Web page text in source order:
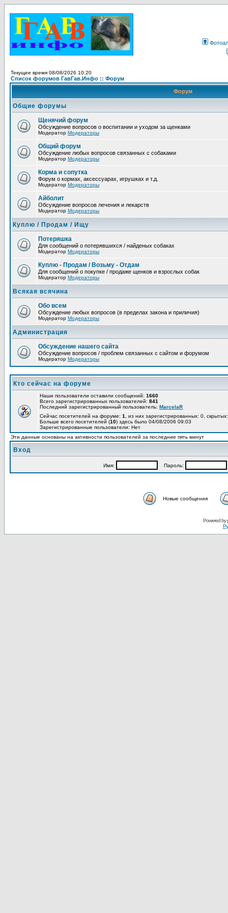
Текущее время 08/08/2026 10:20
Список форумов ГавГав.Инфо :: Форум
Форум
Общие форумы
Щенячий форум
Обсуждение вопросов о воспитании и уходом за щенками
Модератор Модераторы
Общий форум
Обсуждение любых вопросов связанных с собаками
Модератор Модераторы
Корма и сопутка
Форум о кормах, аксессуарах, игрушках и т.д.
Модератор Модераторы
Айболит
Обсуждение вопросов лечения и лекарств
Модератор Модераторы
Куплю / Продам / Ищу
Потеряшка
Для сообщений о потерявшихся / найденых собаках
Модератор Модераторы
Куплю - Продам / Возьму - Отдам
Для сообщений о покупке / продаже щенков и взрослых собак
Модератор Модераторы
Всякая всячина
Обо всем
Обсуждение любых вопросов (в пределах закона и приличия)
Модератор Модераторы
Администрация
Обсуждение нашего сайта
Обсуждение вопросов / проблем связанных с сайтом и форумом
Модератор Модераторы
Кто сейчас на форуме
Наши пользователи оставили сообщений: 1660
Всего зарегистрированных пользователей: 841
Последний зарегистрированный пользователь: MarcelaR
Сейчас посетителей на форуме: 1
, из них зарегистрированных: 0,
Больше всего посетителей (10) здесь было 04/08/2006 09:03
Зарегистрированные пользователи: Нет
Эти данные основаны на активности пользователей за последние пять минут
Вход
Имя: Пароль:
Новые сообщения
Powered by